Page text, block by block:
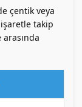
çentik veya
takip
arasında